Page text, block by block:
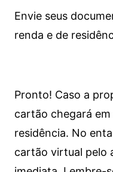
Envie seus
renda e de
Pronto! Caso a
cartão chegará em
residência. No
cartão virtual pelo